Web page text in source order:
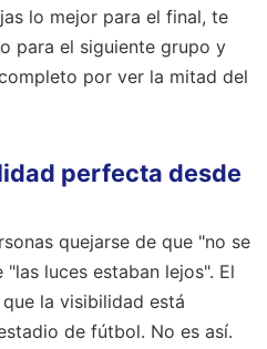
lo mejor para el final, te
para el siguiente grupo y
por ver la mitad del
perfecta desde
quejarse de que "no se
luces estaban lejos". El
la visibilidad está
de fútbol. No es así.